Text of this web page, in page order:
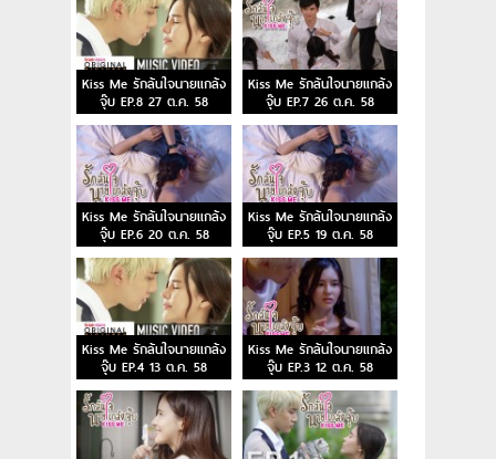
Kiss Me รักล้นใจนายแกล้ง
จุ๊บ EP.8 27 ต.ค. 58
Kiss Me รักล้นใจนายแกล้ง
จุ๊บ EP.7 26 ต.ค. 58
Kiss Me รักล้นใจนายแกล้ง
จุ๊บ EP.6 20 ต.ค. 58
Kiss Me รักล้นใจนายแกล้ง
จุ๊บ EP.5 19 ต.ค. 58
Kiss Me รักล้นใจนายแกล้ง
จุ๊บ EP.4 13 ต.ค. 58
Kiss Me รักล้นใจนายแกล้ง
จุ๊บ EP.3 12 ต.ค. 58